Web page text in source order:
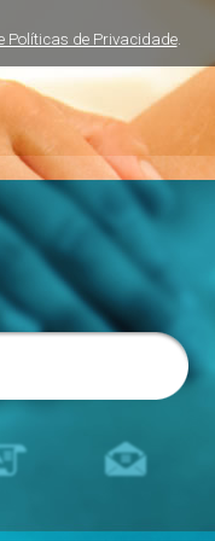
Políticas de Privacidade.